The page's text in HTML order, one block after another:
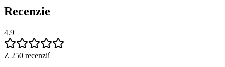
Recenzie
4.9
Z 250 recenzií